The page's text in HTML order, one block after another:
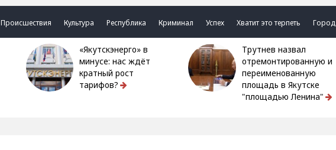
Происшествия Культура Республика Криминал Успех Хватит это терпеть Город
«Якутскэнерго» в
минусе: нас ждёт
кратный рост
тарифов?
Трутнев назвал
отремонтированную и
переименованную
площадь в Якутске
"площадью Ленина"